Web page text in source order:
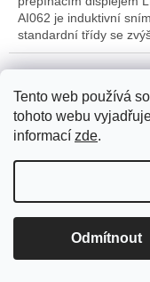
Tento web používá
tohoto webu
informací zde.
Odmítnout
přepravu zboží na
případě dotazů volejte
mail:
produktu. Na dodané
AI062 je induktivní
standardní třídy se
provozní vzdáleností
M30 pouzdro se
Indukční snímač
Standardní třída IP67
AI065